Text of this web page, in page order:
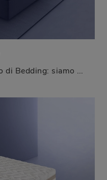
Materasso Salus Sostenuto di Bedding: siamo specialisti del buon riposo! Ottieni informazioni sui Materassi in lattice matrimoniali.